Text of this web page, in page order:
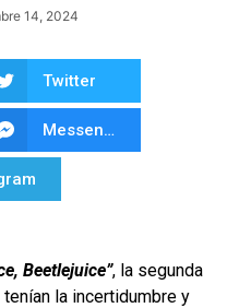
14, 2024
Twitter
Messenger
Beetlejuice”, la segunda
la incertidumbre y